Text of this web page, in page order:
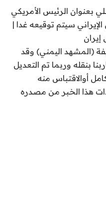
بعنوان الرئيس الأمريكي
سيتم توقيعه غدا |
إيران
(المشهد اليمني) وقد
بنقله وربما تم التعديل
أوالاقتباس منه
هذا الخبر من مصدره